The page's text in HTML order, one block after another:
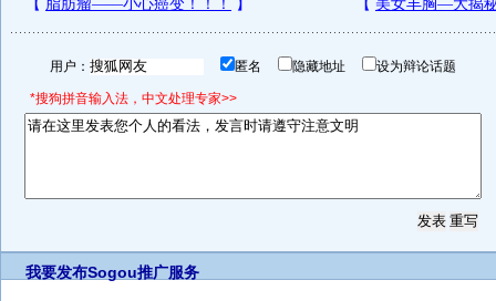
用户： 匿名 隐藏地址 设为辩论话题
*搜狗拼音输入法，中文处理专家>>
我要发布Sogou推广服务